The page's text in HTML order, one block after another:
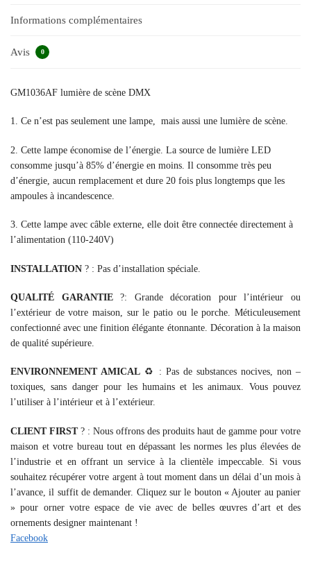
Informations complémentaires
Avis 0
GM1036AF lumière de scène DMX
1. Ce n’est pas seulement une lampe, mais aussi une lumière de scène.
2. Cette lampe économise de l’énergie. La source de lumière LED
consomme jusqu’à 85% d’énergie en moins. Il consomme très peu
d’énergie, aucun remplacement et dure 20 fois plus longtemps que les
ampoules à incandescence.
3. Cette lampe avec câble externe, elle doit être connectée directement à
l’alimentation (110-240V)
INSTALLATION ?️ : Pas d’installation spéciale.
QUALITÉ GARANTIE?: Grande décoration pour l’intérieur ou
l’extérieur de votre maison, sur le patio ou le porche. Méticuleusement
confectionné avec une finition élégante étonnante. Décoration à la maison
de qualité supérieure.
ENVIRONNEMENT AMICAL ♻️ : Pas de substances nocives, non –
toxiques, sans danger pour les humains et les animaux. Vous pouvez
l’utiliser à l’intérieur et à l’extérieur.
CLIENT FIRST? : Nous offrons des produits haut de gamme pour votre
maison et votre bureau tout en dépassant les normes les plus élevées de
l’industrie et en offrant un service à la clientèle impeccable. Si vous
souhaitez récupérer votre argent à tout moment dans un délai d’un mois à
l’avance, il suffit de demander. Cliquez sur le bouton « Ajouter au panier
» pour orner votre espace de vie avec de belles œuvres d’art et des
ornements designer maintenant !
Facebook